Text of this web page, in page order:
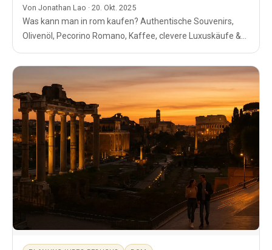
Von Jonathan Lao · 20. Okt. 2025
Was kann man in rom kaufen? Authentische Souvenirs,
Olivenöl, Pecorino Romano, Kaffee, clevere Luxuskäufe &